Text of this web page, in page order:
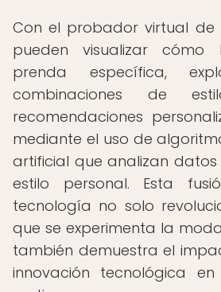
Con el probador virtual de
pueden visualizar
prenda específica,
combinaciones de
recomendaciones
mediante el uso de
artificial que analizan
estilo personal. Esta
tecnología no solo
que se experimenta la
también demuestra el
innovación tecnológica